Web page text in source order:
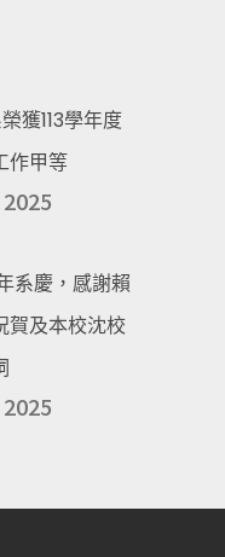
獲113學年度
作甲等
系慶，感謝賴
賀及本校沈校